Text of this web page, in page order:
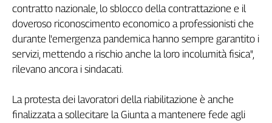
Girasoli
Il
Sassolino
Linea
Economica
It
Easy
contratto nazionale, lo sblocco della contrattazione e il
doveroso riconoscimento economico a professionisti che
durante l'emergenza pandemica hanno sempre garantito i
servizi, mettendo a rischio anche la loro incolumità fisica",
rilevano ancora i sindacati.
La protesta dei lavoratori della riabilitazione è anche
finalizzata a sollecitare la Giunta a mantenere fede agli